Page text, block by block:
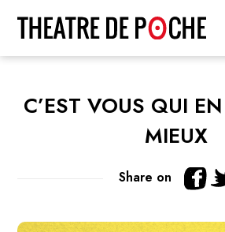
C’EST VOUS QUI
MIEUX
Share on